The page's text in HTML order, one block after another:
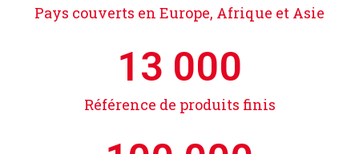
Pays couverts en Europe, Afrique et Asie
13 000
Référence de produits finis